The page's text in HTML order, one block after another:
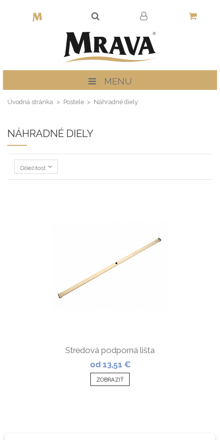
MENU
Úvodná stránka Postele Náhradné diely
NÁHRADNÉ DIELY
Dôležitosť
Stredová podporná lišta
od 13,51 €
ZOBRAZIŤ